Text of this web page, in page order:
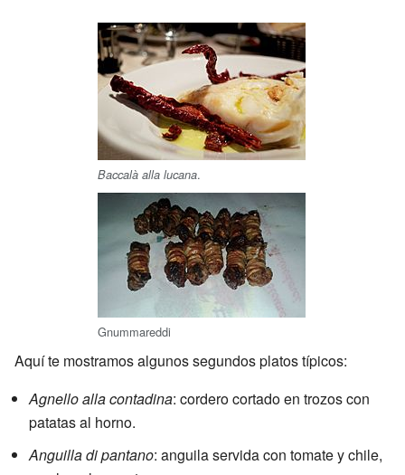
Baccalà alla lucana.
Gnummareddi
Aquí te mostramos algunos segundos platos típicos:
Agnello alla contadina: cordero cortado en trozos con
patatas al horno.
Anguilla di pantano: anguila servida con tomate y chile,